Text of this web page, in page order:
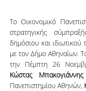
Το Οικονομικό
στρατηγικής
δημόσιου και
με τον Δήμο Αθηναίων.
την Πέμπτη 26
Κώστας Μπακογιάννης
Πανεπιστημίου Αθηνών,